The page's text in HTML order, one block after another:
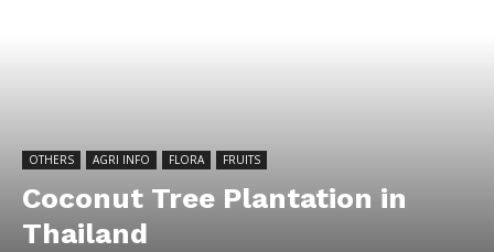
OTHERS AGRI INFO FLORA FRUITS
Coconut Tree Plantation in
Thailand